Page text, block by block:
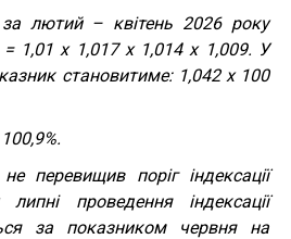
лютий – квітень 2026 року
= 1,01 х 1,017 х 1,014 х 1,009. У
становитиме: 1,042 х 100
перевищив поріг індексації
проведення індексації
за показником червня на